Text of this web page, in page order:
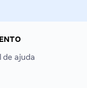
de ajuda